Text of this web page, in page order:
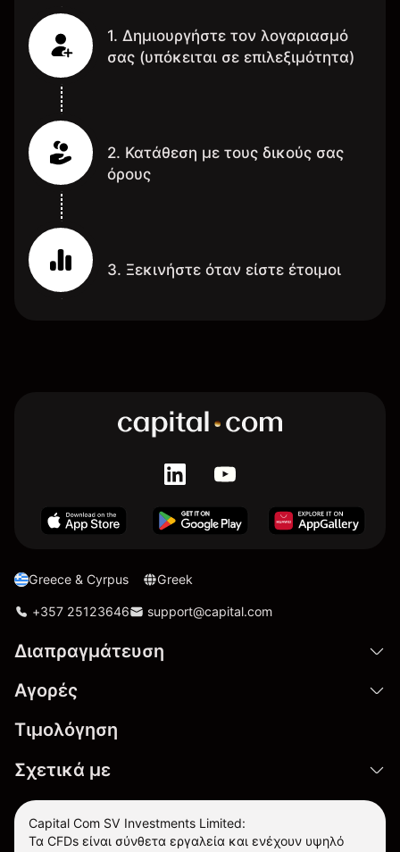
1. Δημιουργήστε τον λογαριασμό
σας (υπόκειται σε επιλεξιμότητα)
2. Κατάθεση με τους δικούς σας
όρους
3. Ξεκινήστε όταν είστε έτοιμοι
Greece & Cyrpus Greek
+357 25123646 support@capital.com
Διαπραγμάτευση
Αγορές
Τιμολόγηση
Σχετικά με
Capital Com SV Investments Limited:
Τα CFDs είναι σύνθετα εργαλεία και ενέχουν υψηλό